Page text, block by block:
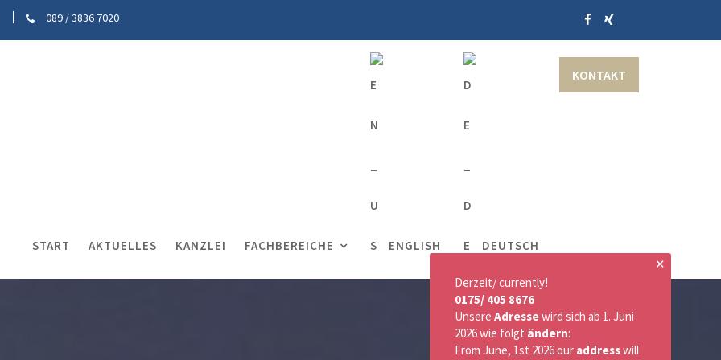
089 / 3836 7020
KONTAKT
START AKTUELLES KANZLEI FACHBEREICHE ENGLISH DEUTSCH
✕
Derzeit/ currently!
0175/ 405 8676
Unsere Adressewird sich ab 1. Juni
2026 wie folgt ändern:
From June, 1st 2026 our addresswill